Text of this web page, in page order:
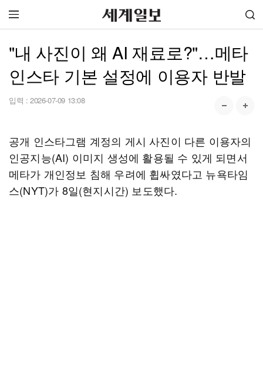
"내 사진이 왜 AI 재료로?"…메타
인스타 기본 설정에 이용자 반발
입력 : 2026-07-09 13:08
공개 인스타그램 계정의 게시 사진이 다른 이용자의
인공지능(AI) 이미지 생성에 활용될 수 있게 되면서
메타가 개인정보 침해 우려에 휩싸였다고 뉴욕타임
스(NYT)가 8일(현지시간) 보도했다.